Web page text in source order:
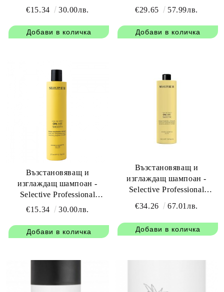
€15.34
30.00лв.
€29.65
57.99лв.
Възстановяващ и
изглаждащ шампоан -
Selective Professional
OnCare Therapy Smooth
€15.34 30.00лв.
Възстановяващ и
изглаждащ шампоан -
Selective Professional
OnCare Therapy Smooth
Shampoo 1000 мл
€34.26 67.01лв.